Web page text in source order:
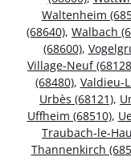
Waltenheim
(68640), Walbach
(68600),
Village-Neuf
(68480), Valdieu-
Urbès (68121),
Uffheim (68510),
Traubach-le-
Thannenkirch